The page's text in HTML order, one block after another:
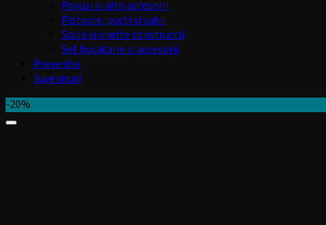
Papusi si alte accesorii
Pistoale, pusti si sabii
Scule si unelte constructii
Set bucatarie si accesorii
Preventie
Suveniruri
-20%